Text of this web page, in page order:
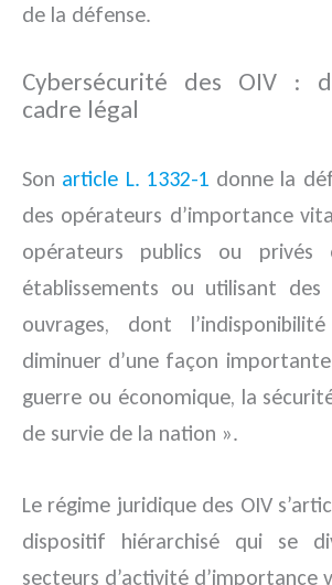
de la défense.
Cybersécurité des OIV :
cadre légal
Son article L. 1332-1 donne la
des opérateurs d’importance
opérateurs publics ou privés
établissements ou utilisant
ouvrages, dont
diminuer d’une façon
guerre ou économique, la
de survie de la nation ».
Le régime juridique des OIV
dispositif hiérarchisé qui se
secteurs d’activité d’importance